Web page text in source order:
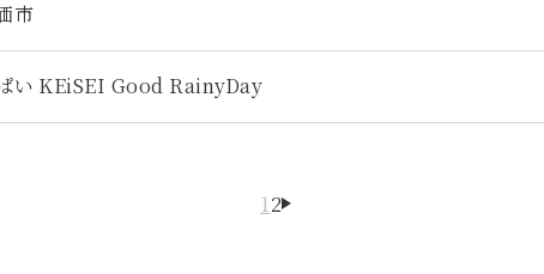
市
い KEiSEI Good RainyDay
12